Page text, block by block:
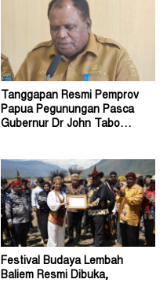
Tanggapan Resmi Pemprov
Papua Pegunungan Pasca
Gubernur Dr John Tabo
Festival Budaya Lembah
Baliem Resmi Dibuka,